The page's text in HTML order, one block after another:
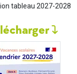
tableau 2027-2028